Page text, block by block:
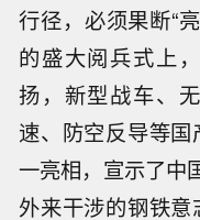
行径，必须果断“
的盛大阅兵式上
扬，新型战车、
速、防空反导等
一亮相，宣示了中
外来干涉的钢铁